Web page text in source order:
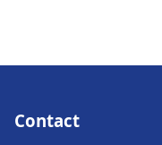
Contact